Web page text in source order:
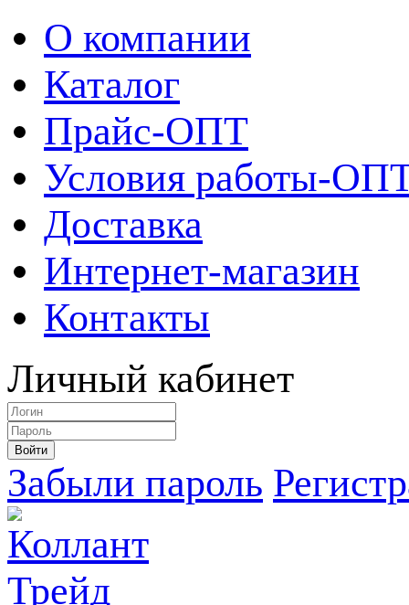
О компании
Каталог
Прайс-ОПТ
Условия работы-
Доставка
Интернет-магазин
Контакты
Личный кабинет
Забыли пароль